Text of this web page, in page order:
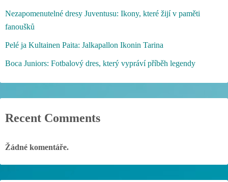
Nezapomenutelné dresy Juventusu: Ikony, které žijí v paměti
fanoušků
Pelé ja Kultainen Paita: Jalkapallon Ikonin Tarina
Boca Juniors: Fotbalový dres, který vypráví příběh legendy
Recent Comments
Žádné komentáře.